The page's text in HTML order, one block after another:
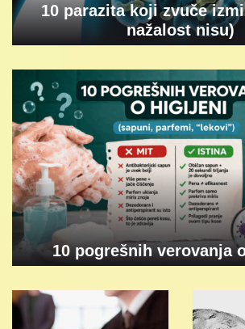
10 parazita koji zvuče
nažalost nisu)
10 pogrešnih verovanja